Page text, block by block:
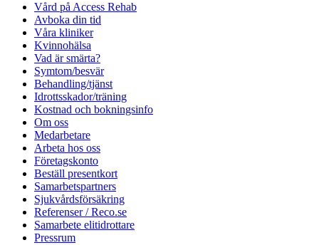
Vård på Access Rehab
Avboka din tid
Våra kliniker
Kvinnohälsa
Vad är smärta?
Symtom/besvär
Behandling/tjänst
Idrottsskador/träning
Kostnad och bokningsinfo
Om oss
Medarbetare
Arbeta hos oss
Företagskonto
Beställ presentkort
Samarbetspartners
Sjukvårdsförsäkring
Referenser / Reco.se
Samarbete elitidrottare
Pressrum